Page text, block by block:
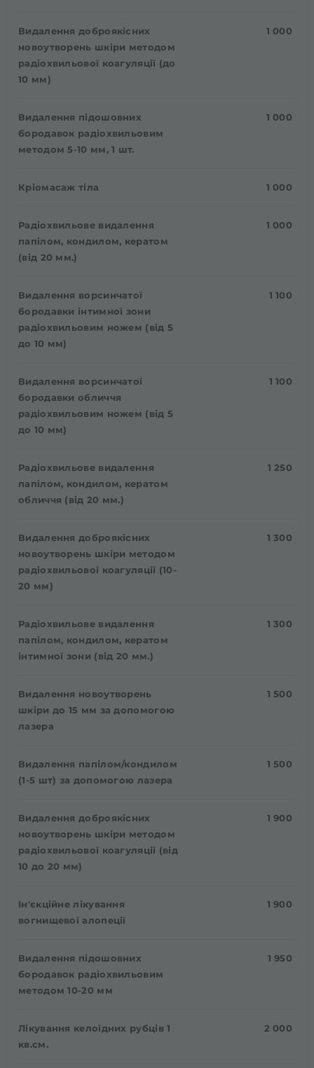
Видалення доброякісних
новоутворень шкіри методом
радіохвильової коагуляції (до
10 мм)
1 000
Видалення підошовних
бородавок радіохвильовим
методом 5-10 мм, 1 шт.
1 000
Кріомасаж тіла 1 000
Радіохвильове видалення
папілом, кондилом, кератом
(від 20 мм.)
1 000
Видалення ворсинчатої
бородавки інтимної зони
радіохвильовим ножем (від 5
до 10 мм)
1 100
Видалення ворсинчатої
бородавки обличчя
радіохвильовим ножем (від 5
до 10 мм)
1 100
Радіохвильове видалення
папілом, кондилом, кератом
обличчя (від 20 мм.)
1 250
Видалення доброякісних
новоутворень шкіри методом
радіохвильової коагуляції (10-
20 мм)
1 300
Радіохвильове видалення
папілом, кондилом, кератом
інтимної зони (від 20 мм.)
1 300
Видалення новоутворень
шкіри до 15 мм за допомогою
лазера
1 500
Видалення папілом/кондилом
(1-5 шт) за допомогою лазера
1 500
Видалення доброякісних
новоутворень шкіри методом
радіохвильової коагуляції (від
10 до 20 мм)
1 900
Ін'єкційне лікування
вогнищевої алопеції
1 900
Видалення підошовних
бородавок радіохвильовим
методом 10-20 мм
1 950
Лікування келоїдних рубців 1
кв.см.
2 000